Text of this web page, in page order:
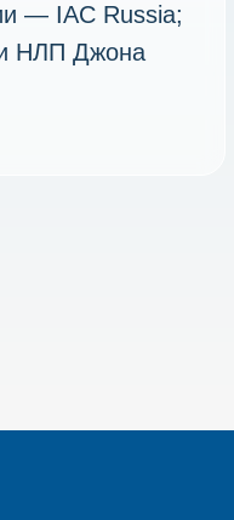
— IAC Russia;
НЛП Джона